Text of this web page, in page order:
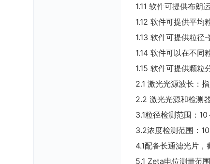
1.11 软件可提供布朗
1.12 软件可提供平均
1.13 软件可提供粒径
1.14 软件可以在不同
1.15 软件可提供颗粒
2.1 激光光源波长：
2.2 激光光源和检测
3.1粒径检测范围：
3.2浓度检测范围：
4.1配备长通滤光片
5.1 Zeta电位测量范